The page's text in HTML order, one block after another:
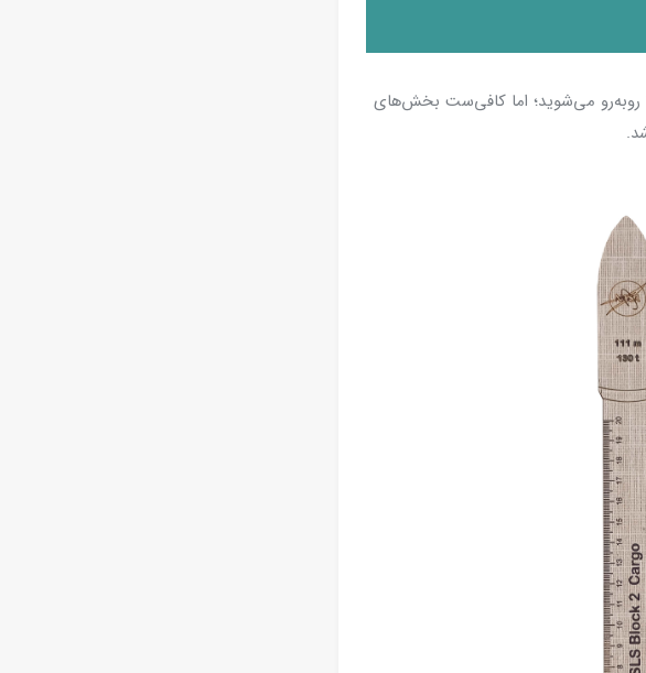
در نگاه اول، با یک ماکت دقیق و چشم‌نواز از موشک عظیم SLS Block B روبه‌رو می‌شوید؛ اما کافی‌ست بخش‌های